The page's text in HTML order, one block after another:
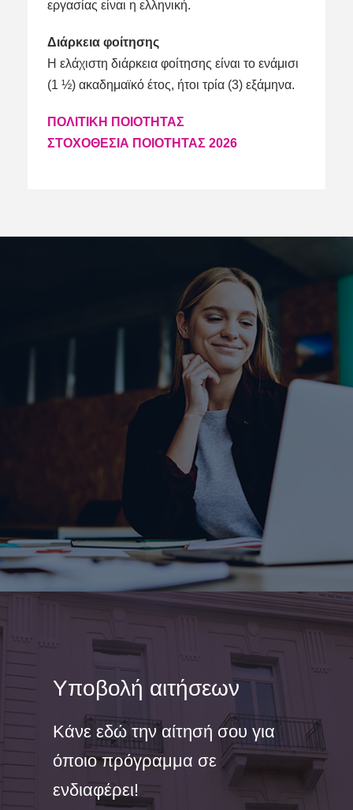
εργασίας είναι η ελληνική.
Διάρκεια φοίτησης
Η ελάχιστη διάρκεια φοίτησης είναι το ενάμισι
(1 ½) ακαδημαϊκό έτος, ήτοι τρία (3) εξάμηνα.
ΠΟΛΙΤΙΚΗ ΠΟΙΟΤΗΤΑΣ
ΣΤΟΧΟΘΕΣΙΑ ΠΟΙΟΤΗΤΑΣ 2026
Υποβολή αιτήσεων
Κάνε εδώ την αίτησή σου για
όποιο πρόγραμμα σε
ενδιαφέρει!